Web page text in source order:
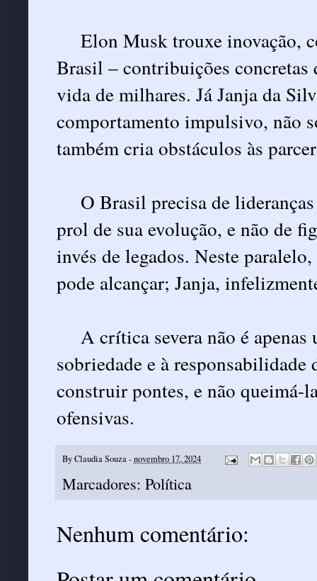
Elon Musk trouxe inovação,
Brasil – contribuições concretas
vida de milhares. Já Janja da
comportamento impulsivo, não
também cria obstáculos às
O Brasil precisa de
prol de sua evolução, e não de
invés de legados. Neste
pode alcançar; Janja,
A crítica severa não é apenas
sobriedade e à responsabilidade
construir pontes, e não queimá-
ofensivas.
ByClaudia Souza-novembro 17, 2024
Marcadores: Política
Nenhum comentário: